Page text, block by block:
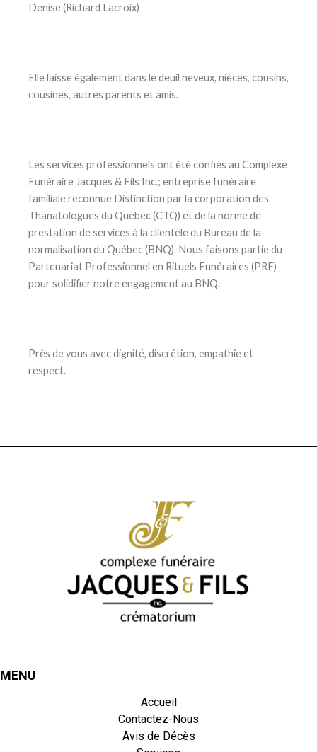
Denise (Richard Lacroix)
Elle laisse également dans le deuil neveux, nièces, cousins,
cousines, autres parents et amis.
Les services professionnels ont été confiés au Complexe
Funéraire Jacques & Fils Inc.; entreprise funéraire
familiale reconnue Distinction par la corporation des
Thanatologues du Québec (CTQ) et de la norme de
prestation de services à la clientèle du Bureau de la
normalisation du Québec (BNQ). Nous faisons partie du
Partenariat Professionnel en Rituels Funéraires (PRF)
pour solidifier notre engagement au BNQ.
Près de vous avec dignité, discrétion, empathie et
respect.
MENU
Accueil
Contactez-Nous
Avis de Décès